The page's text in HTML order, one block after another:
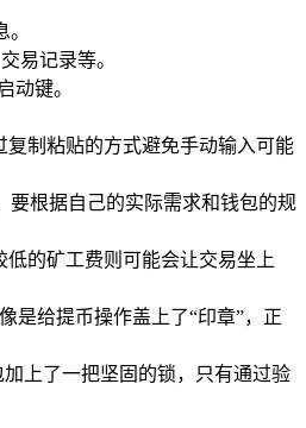
易记录等。
动键。
复制粘贴的方式避免手动输入可能
要根据自己的实际需求和钱包的规
的矿工费则可能会让交易坐上
是给提币操作盖上了“印章”，正
上了一把坚固的锁，只有通过验